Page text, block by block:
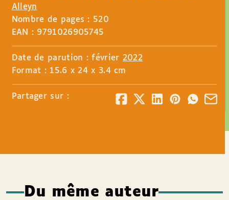
Alleyn
Nombre de pages : 520
EAN : 9791026905745
Date de parution : février 2022
Format : 15.6 x 24 x 3.4 cm
Partager sur :
Du même auteur